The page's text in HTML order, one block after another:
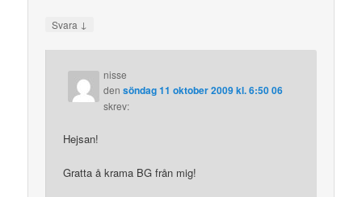
Svara ↓
nisse
densöndag 11 oktober 2009 kl. 6:50 06
skrev:
Hejsan!
Gratta å krama BG från mig!